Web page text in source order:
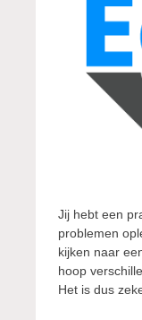
Jij hebt een
problemen
kijken naar
hoop
Het is dus